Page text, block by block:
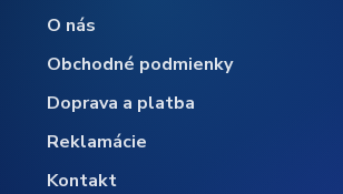
O nás
Obchodné podmienky
Doprava a platba
Reklamácie
Kontakt